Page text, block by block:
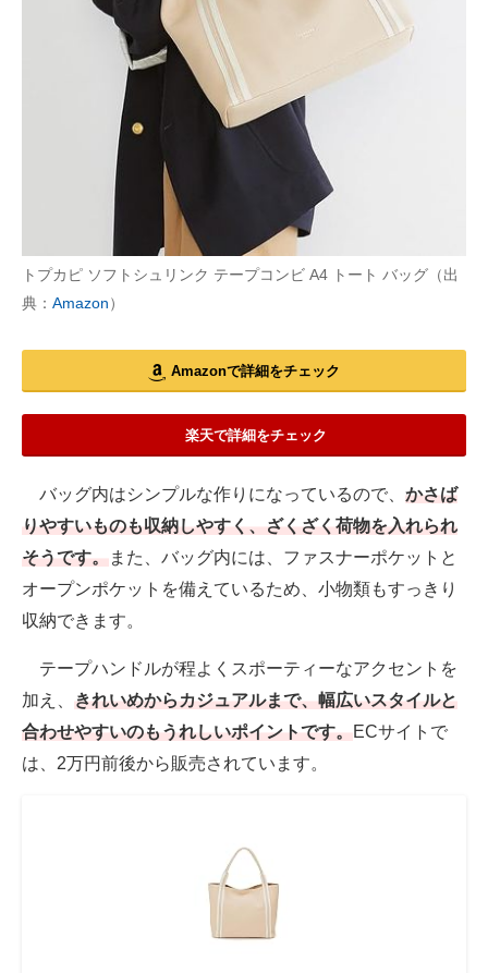
トプカピ ソフトシュリンク テープコンビ A4 トート バッグ（出
典： Amazon）
Amazonで詳細をチェック
楽天で詳細をチェック
バッグ内はシンプルな作りになっているので、 かさば
りやすいものも収納しやすく、ざくざく荷物を入れられ
そうです。また、バッグ内には、ファスナーポケットと
オープンポケットを備えているため、小物類もすっきり
収納できます。
テープハンドルが程よくスポーティーなアクセントを
加え、 きれいめからカジュアルまで、幅広いスタイルと
合わせやすいのもうれしいポイントです。ECサイトで
は、2万円前後から販売されています。